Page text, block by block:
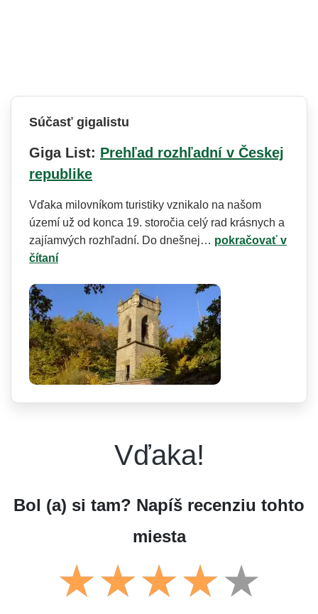
Súčasť gigalistu
Giga List: Prehľad rozhľadní v Českej
republike
Vďaka milovníkom turistiky vznikalo na našom
území už od konca 19. storočia celý rad krásnych a
zajíamvých rozhľadní. Do dnešnej… pokračovať v
čítaní
Vďaka!
Bol (a) si tam? Napíš recenziu tohto
miesta